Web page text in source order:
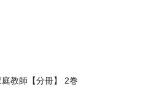
教師【分冊】 2巻